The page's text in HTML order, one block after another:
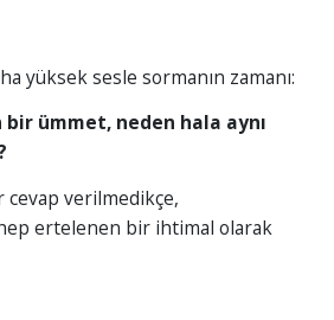
yüksek sesle sormanın zamanı:
bir ümmet, neden hala aynı
cevap verilmedikçe,
ertelenen bir ihtimal olarak